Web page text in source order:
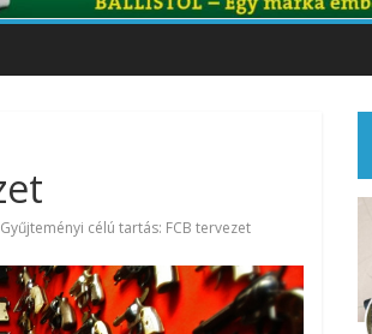
Gyűjteményi célú tartás: FCB tervezet